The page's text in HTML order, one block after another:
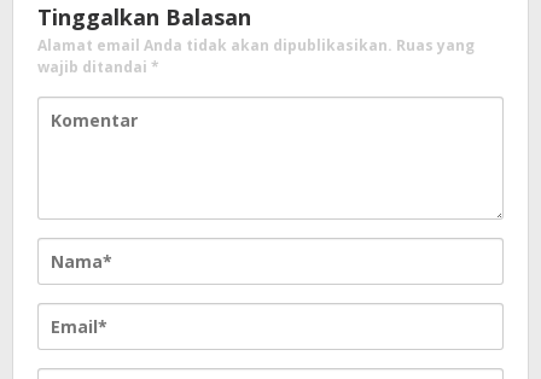
Tinggalkan Balasan
Alamat email Anda tidak akan dipublikasikan. Ruas yang
wajib ditandai *